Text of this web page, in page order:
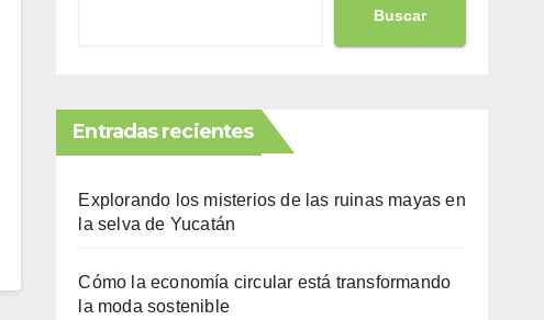
Buscar
Entradas recientes
Explorando los misterios de las ruinas mayas en
la selva de Yucatán
Cómo la economía circular está transformando
la moda sostenible